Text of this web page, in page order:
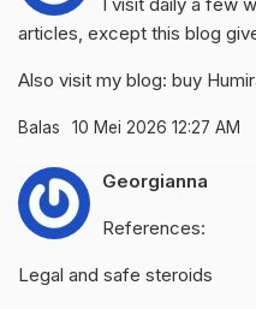
articles, except this blog
Also visit my blog: buy
Balas 10 Mei 2026 12:27 AM
Georgianna
References:
Legal and safe steroids